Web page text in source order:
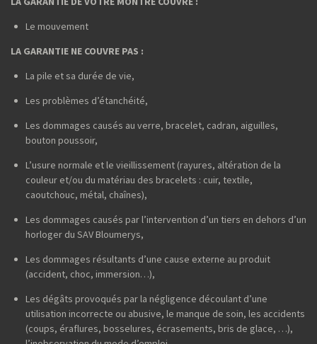
Le mouvement
LA GARANTIE NE COUVRE PAS :
La pile et sa durée de vie,
Les problèmes d’étanchéité,
Les dommages causés au verre, bracelet, cadran, aiguilles,
bouton poussoir,
L’usure normale et le vieillissement (rayures, altération de la
couleur et/ou du matériau des bracelets : cuir, textile,
caoutchouc, métal, chaînes),
Les dommages causés par l’intervention d’un tiers en dehors d’un
horloger du SAV Bloumerys,
Les dommages résultants d’une cause externe au produit
(accident, choc, immersion…),
Les dégâts provoqués par la négligence découlant d’une
utilisation incorrecte ou abusive, le manque de soin, les accidents
(coups, éraflures, bosselures, écrasements, bris de glace, …),